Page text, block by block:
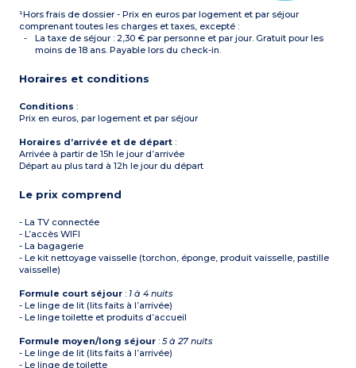
¹Hors frais de dossier - Prix en euros par logement et par séjour
comprenant toutes les charges et taxes, excepté :
La taxe de séjour : 2,30 € par personne et par jour. Gratuit pour les
moins de 18 ans. Payable lors du check-in.
Horaires et conditions
Conditions :
Prix en euros, par logement et par séjour
Horaires d’arrivée et de départ :
Arrivée à partir de 15h le jour d’arrivée
Départ au plus tard à 12h le jour du départ
Le prix comprend
- La TV connectée
- L’accès WIFI
- La bagagerie
- Le kit nettoyage vaisselle (torchon, éponge, produit vaisselle, pastille
vaisselle)
Formule court séjour : 1 à 4 nuits
- Le linge de lit (lits faits à l’arrivée)
- Le linge toilette et produits d’accueil
Formule moyen/long séjour :5 à 27 nuits
- Le linge de lit (lits faits à l’arrivée)
- Le linge de toilette